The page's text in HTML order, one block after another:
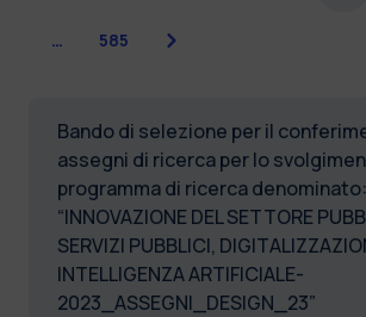
… 585 Successiva
Bando di selezione per il
assegni di ricerca per lo
programma di ricerca denominato:
“INNOVAZIONE DEL SETTORE
SERVIZI PUBBLICI,
INTELLIGENZA ARTIFICIALE-
2023_ASSEGNI_DESIGN_23”